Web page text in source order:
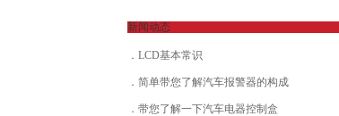
新闻动态
LCD基本常识
简单带您了解汽车报警器的构成
带您了解一下汽车电器控制盒